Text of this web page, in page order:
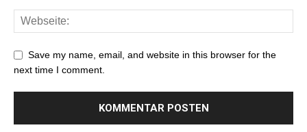
Save my name, email, and website in this browser for the
next time I comment.